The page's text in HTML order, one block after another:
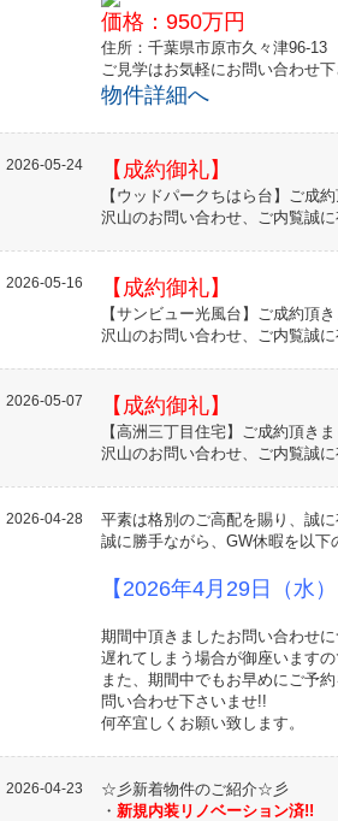
価格：950万円
住所：千葉県市原市久々津96-13
ご見学はお気軽にお問い合わせ
物件詳細へ
2026-05-24 【成約御礼】
【ウッドパークちはら台】ご成
沢山のお問い合わせ、ご内覧誠に
2026-05-16 【成約御礼】
【サンビュー光風台】ご成約頂
沢山のお問い合わせ、ご内覧誠に
2026-05-07 【成約御礼】
【高洲三丁目住宅】ご成約頂き
沢山のお問い合わせ、ご内覧誠に
2026-04-28
平素は格別のご高配を賜り、誠に
誠に勝手ながら、GW休暇を以下
【2026年4月29日（水
期間中頂きましたお問い合わせ
遅れてしまう場合が御座いますの
また、期間中でもお早めにご予
問い合わせ下さいませ!!
何卒宜しくお願い致します。
2026-04-23
☆彡新着物件のご紹介☆彡
・ 新規内装リノベーション済!!